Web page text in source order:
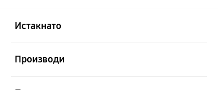
Истакнато
Производи